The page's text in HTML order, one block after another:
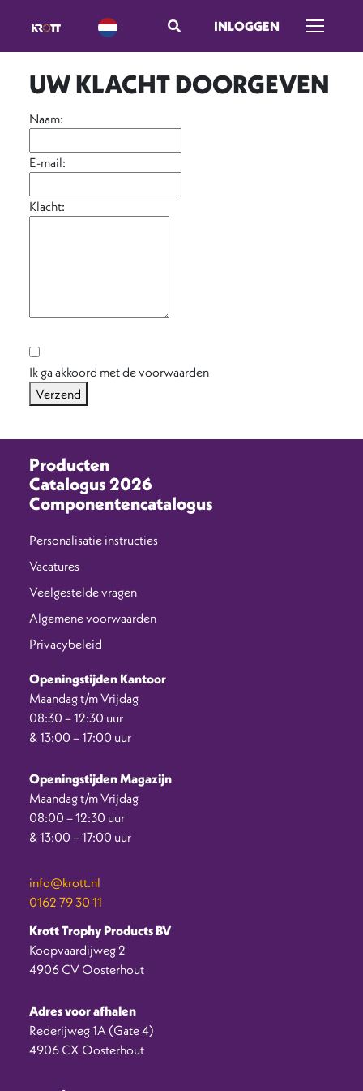
INLOGGEN
Menu
UW KLACHT DOORGEVEN
Naam:
E-mail:
Klacht:
Ik ga akkoord met de voorwaarden
Verzend
Producten
Catalogus 2026
Componentencatalogus
Personalisatie instructies
Vacatures
Veelgestelde vragen
Algemene voorwaarden
Privacybeleid
Openingstijden Kantoor
Maandag t/m Vrijdag
08:30 – 12:30 uur
& 13:00 – 17:00 uur
Openingstijden Magazijn
Maandag t/m Vrijdag
08:00 – 12:30 uur
& 13:00 – 17:00 uur
info@krott.nl
0162 79 30 11
Krott Trophy Products BV
Koopvaardijweg 2
4906 CV Oosterhout
Adres voor afhalen
Rederijweg 1A (Gate 4)
4906 CX Oosterhout